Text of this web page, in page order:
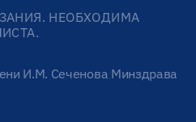
НЕОБХОДИМА
И.М. Сеченова Минздрава